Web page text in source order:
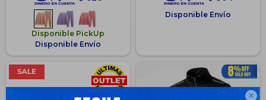

Disponible PickUp
Disponible Envío
Disponible Envío